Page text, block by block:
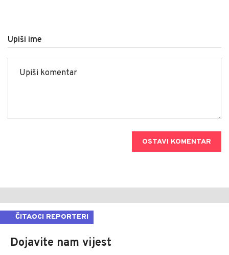
Upiši ime
OSTAVI KOMENTAR
ČITAOCI REPORTERI
Dojavite nam vijest